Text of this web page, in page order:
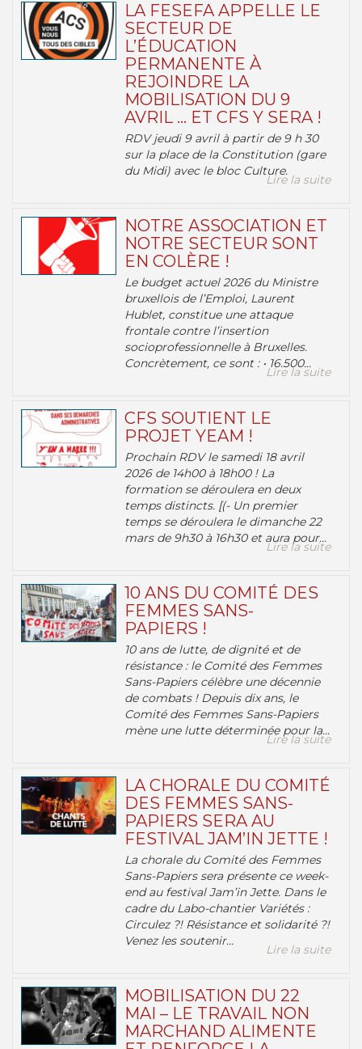
LA FESEFA APPELLE LE
SECTEUR DE
L’ÉDUCATION
PERMANENTE À
REJOINDRE LA
MOBILISATION DU 9
AVRIL … ET CFS Y SERA !
RDV jeudi 9 avril à partir de 9 h 30
sur la place de la Constitution (gare
du Midi) avec le bloc Culture.
Lire la suite
NOTRE ASSOCIATION ET
NOTRE SECTEUR SONT
EN COLÈRE !
Le budget actuel 2026 du Ministre
bruxellois de l’Emploi, Laurent
Hublet, constitue une attaque
frontale contre l’insertion
socioprofessionnelle à Bruxelles.
Concrètement, ce sont : • 16.500...
Lire la suite
CFS SOUTIENT LE
PROJET YEAM !
Prochain RDV le samedi 18 avril
2026 de 14h00 à 18h00 ! La
formation se déroulera en deux
temps distincts. [(- Un premier
temps se déroulera le dimanche 22
mars de 9h30 à 16h30 et aura pour...
Lire la suite
10 ANS DU COMITÉ DES
FEMMES SANS-
PAPIERS !
10 ans de lutte, de dignité et de
résistance : le Comité des Femmes
Sans-Papiers célèbre une décennie
de combats ! Depuis dix ans, le
Comité des Femmes Sans-Papiers
mène une lutte déterminée pour la...
Lire la suite
LA CHORALE DU COMITÉ
DES FEMMES SANS-
PAPIERS SERA AU
FESTIVAL JAM’IN JETTE !
La chorale du Comité des Femmes
Sans-Papiers sera présente ce week-
end au festival Jam’in Jette. Dans le
cadre du Labo-chantier Variétés :
Circulez ?! Résistance et solidarité ?!
Venez les soutenir...
Lire la suite
MOBILISATION DU 22
MAI – LE TRAVAIL NON
MARCHAND ALIMENTE